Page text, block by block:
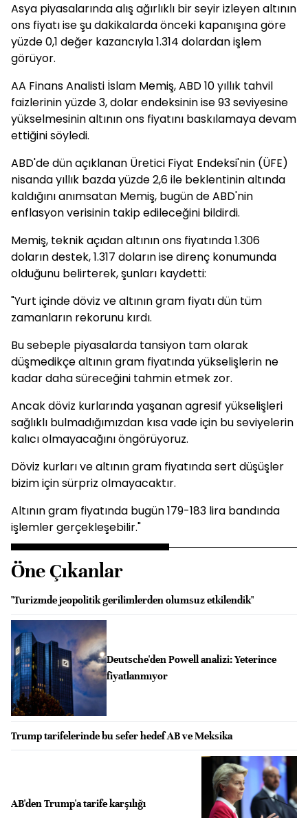
Asya piyasalarında alış ağırlıklı bir seyir izleyen altının
ons fiyatı ise şu dakikalarda önceki kapanışına göre
yüzde 0,1 değer kazancıyla 1.314 dolardan işlem
görüyor.
AA Finans Analisti İslam Memiş, ABD 10 yıllık tahvil
faizlerinin yüzde 3, dolar endeksinin ise 93 seviyesine
yükselmesinin altının ons fiyatını baskılamaya devam
ettiğini söyledi.
ABD'de dün açıklanan Üretici Fiyat Endeksi'nin (ÜFE)
nisanda yıllık bazda yüzde 2,6 ile beklentinin altında
kaldığını anımsatan Memiş, bugün de ABD'nin
enflasyon verisinin takip edileceğini bildirdi.
Memiş, teknik açıdan altının ons fiyatında 1.306
doların destek, 1.317 doların ise direnç konumunda
olduğunu belirterek, şunları kaydetti:
"Yurt içinde döviz ve altının gram fiyatı dün tüm
zamanların rekorunu kırdı.
Bu sebeple piyasalarda tansiyon tam olarak
düşmedikçe altının gram fiyatında yükselişlerin ne
kadar daha süreceğini tahmin etmek zor.
Ancak döviz kurlarında yaşanan agresif yükselişleri
sağlıklı bulmadığımızdan kısa vade için bu seviyelerin
kalıcı olmayacağını öngörüyoruz.
Döviz kurları ve altının gram fiyatında sert düşüşler
bizim için sürpriz olmayacaktır.
Altının gram fiyatında bugün 179-183 lira bandında
işlemler gerçekleşebilir."
Öne Çıkanlar
"Turizmde jeopolitik gerilimlerden olumsuz etkilendik"
Deutsche'den Powell analizi: Yeterince
fiyatlanmıyor
Trump tarifelerinde bu sefer hedef AB ve Meksika
AB'den Trump'a tarife karşılığı